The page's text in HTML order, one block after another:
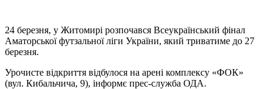
24 березня, у Житомирі розпочався Всеукраїнський фінал
Аматорської футзальної ліги України, який триватиме до 27
березня.
Урочисте відкриття відбулося на арені комплексу «ФОК»
(вул. Кибальчича, 9), інформє прес-служба ОДА.